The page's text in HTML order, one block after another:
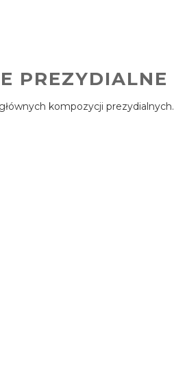
PREZYDIALNE
kompozycji prezydialnych.